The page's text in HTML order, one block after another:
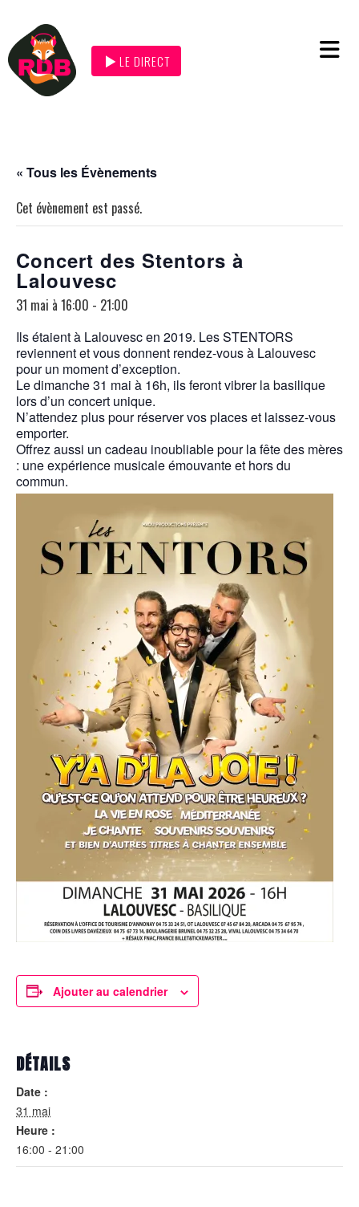
LE DIRECT
« Tous les Évènements
Cet évènement est passé.
Concert des Stentors à
Lalouvesc
31 mai à 16:00 - 21:00
Ils étaient à Lalouvesc en 2019. Les STENTORS
reviennent et vous donnent rendez-vous à Lalouvesc
pour un moment d’exception.
Le dimanche 31 mai à 16h, ils feront vibrer la basilique
lors d’un concert unique.
N’attendez plus pour réserver vos places et laissez-vous
emporter.
Offrez aussi un cadeau inoubliable pour la fête des mères
: une expérience musicale émouvante et hors du
commun.
Ajouter au calendrier
DÉTAILS
Date :
31 mai
Heure :
16:00 - 21:00